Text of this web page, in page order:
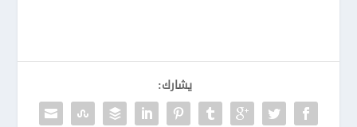
يشارك: